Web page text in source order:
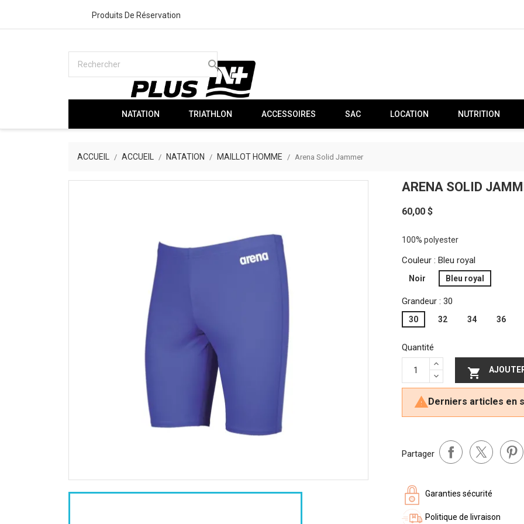
Produits De Réservation
search
NATATION TRIATHLON ACCESSOIRES SAC LOCATION NUTRITION
ACCUEIL ACCUEIL NATATION MAILLOT HOMME Arena Solid Jammer
ARENA SOLID
60,00 $
100% polyester
Couleur : Bleu royal
Noir Bleu royal
Grandeur : 30
30 32 34 36
Quantité

Derniers articles en
Partager
Garanties sécurité
Politique de livraison